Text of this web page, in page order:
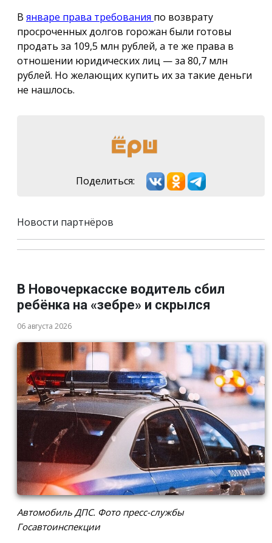
В январе права требования по возврату
просроченных долгов горожан были готовы
продать за 109,5 млн рублей, а те же права в
отношении юридических лиц — за 80,7 млн
рублей. Но желающих купить их за такие деньги
не нашлось.
Поделиться:
Новости партнёров
В Новочеркасске водитель сбил
ребёнка на «зебре» и скрылся
06 августа 2026
Автомобиль ДПС. Фото пресс-службы
Госавтоинспекции